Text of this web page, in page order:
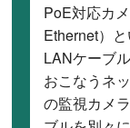
PoE対応カ
Ethernet）
LANケーブ
おこなうネ
の監視カメ